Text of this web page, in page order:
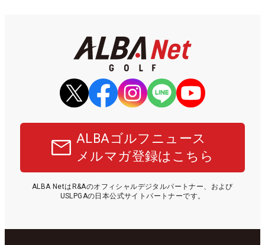
ALBAゴルフニュース
メルマガ登録はこちら
ALBA NetはR&Aのオフィシャルデジタルパートナー、および
USLPGAの日本公式サイトパートナーです。